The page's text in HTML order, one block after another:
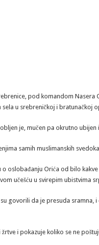
pod komandom Nasera
sela u srebreničkoj i bratunačkoj
je, mučen pa okrutno
samih muslimanskih
o oslobađanju Orića od bilo
učešću u svirepim ubistvima
govorili da je presuda sramna,
i pokazuje koliko se ne